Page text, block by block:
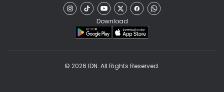
Download
© 2026 IDN. All Rights Reserved.